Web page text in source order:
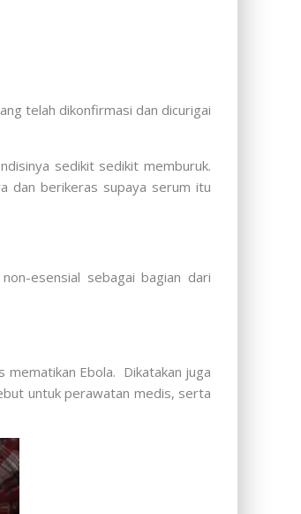
telah dikonfirmasi dan dicurigai
sedikit sedikit memburuk.
dan berikeras supaya serum itu
esensial sebagai bagian dari
mematikan Ebola. Dikatakan juga
untuk perawatan medis, serta